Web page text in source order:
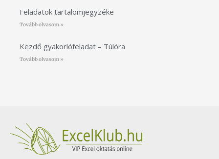
Feladatok tartalomjegyzéke
Tovább olvasom »
Kezdő gyakorlófeladat – Túlóra
Tovább olvasom »
Elfogadom és betöltöm